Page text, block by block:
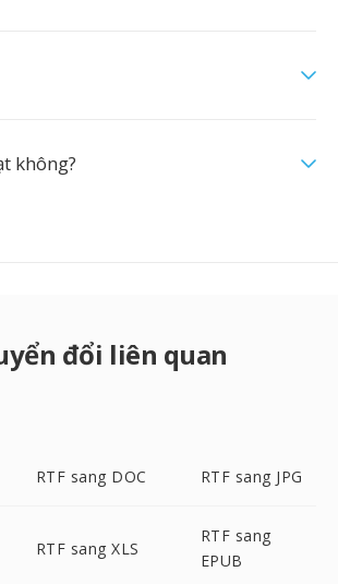
không?
đổi liên quan
RTF sang DOC RTF sang JPG
RTF sang XLS
RTF sang
EPUB